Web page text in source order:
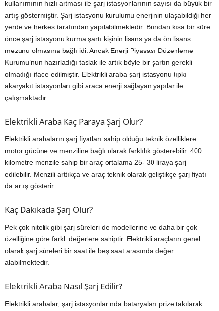
kullanımının hızlı artması ile şarj istasyonlarının sayısı da büyük bir
artış göstermiştir. Şarj istasyonu kurulumu enerjinin ulaşabildiği her
yerde ve herkes tarafından yapılabilmektedir. Bundan kısa bir süre
önce şarj istasyonu kurma şartı kişinin lisans ya da ön lisans
mezunu olmasına bağlı idi. Ancak Enerji Piyasası Düzenleme
Kurumu’nun hazırladığı taslak ile artık böyle bir şartın gerekli
olmadığı ifade edilmiştir. Elektrikli araba şarj istasyonu tıpkı
akaryakıt istasyonları gibi araca enerji sağlayan yapılar ile
çalışmaktadır.
Elektrikli Araba Kaç Paraya Şarj Olur?
Elektrikli arabaların şarj fiyatları sahip olduğu teknik özelliklere,
motor gücüne ve menziline bağlı olarak farklılık gösterebilir. 400
kilometre menzile sahip bir araç ortalama 25- 30 liraya şarj
edilebilir. Menzili arttıkça ve araç teknik olarak geliştikçe şarj fiyatı
da artış gösterir.
Kaç Dakikada Şarj Olur?
Pek çok nitelik gibi şarj süreleri de modellerine ve daha bir çok
özelliğine göre farklı değerlere sahiptir. Elektrikli araçların genel
olarak şarj süreleri bir saat ile beş saat arasında değer
alabilmektedir.
Elektrikli Araba Nasıl Şarj Edilir?
Elektrikli arabalar, şarj istasyonlarında bataryaları prize takılarak